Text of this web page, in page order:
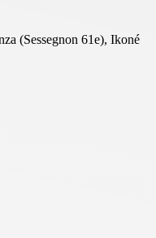
(Sessegnon 61e), Ikoné